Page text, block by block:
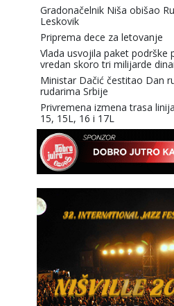
Gradonačelnik Niša obišao
Leskovik
Priprema dece za letovanje
Vlada usvojila paket podrške
vredan skoro tri milijarde
Ministar Dačić čestitao Dan
rudarima Srbije
Privremena izmena trasa
15, 15L, 16 i 17L